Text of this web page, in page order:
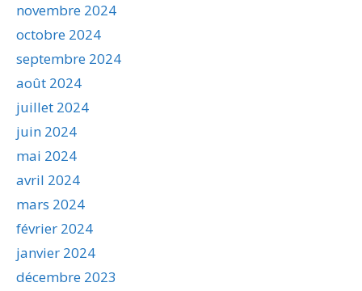
novembre 2024
octobre 2024
septembre 2024
août 2024
juillet 2024
juin 2024
mai 2024
avril 2024
mars 2024
février 2024
janvier 2024
décembre 2023